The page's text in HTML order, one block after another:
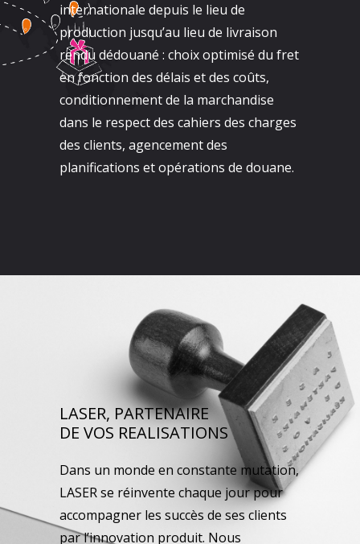
internationale depuis le lieu de
production jusqu’au lieu de livraison
rendu dédouané : choix optimisé du fret
en fonction des délais et des coûts,
conditionnement de la marchandise
dans le respect des cahiers des charges
des clients, agencement des
planifications et opérations de douane.
LASER, PARTENAIRE
DE VOS REALISATIONS
Dans un monde en constante mutation,
LASER se réinvente chaque jour pour
accompagner les succès de ses clients
par l’innovation produit. Nous